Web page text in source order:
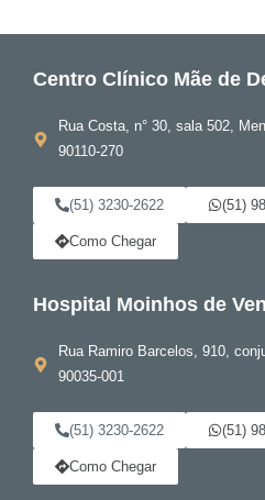
Centro Clínico Mãe de
Rua Costa, n° 30, sala 502,
90110-270
(51) 3230-2622 (51)
Como Chegar
Hospital Moinhos de
Rua Ramiro Barcelos, 910,
90035-001
(51) 3230-2622 (51)
Como Chegar